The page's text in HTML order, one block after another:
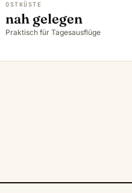
OSTKÜSTE
nah gelegen
Praktisch für Tagesausflüge